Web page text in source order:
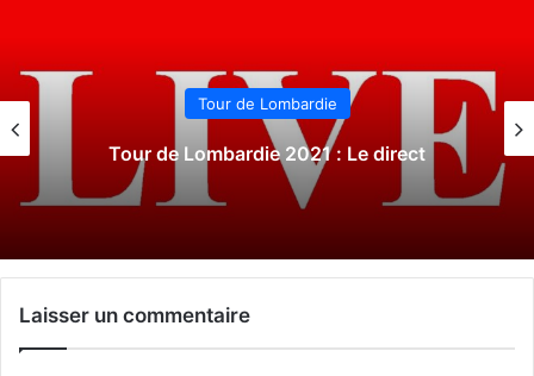
Tour de Lombardie
Tour de Lombardie 2021 : Le direct
Laisser un commentaire